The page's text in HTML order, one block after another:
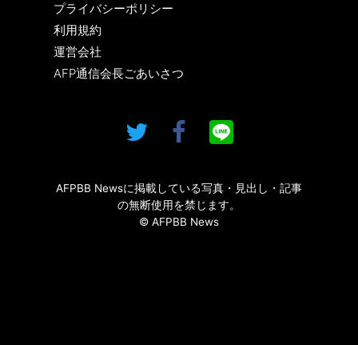
プライバシーポリシー
利用規約
運営会社
AFP通信会長ごあいさつ
AFPBB Newsに掲載している写真・見出し・記事
の無断使用を禁じます。
© AFPBB News